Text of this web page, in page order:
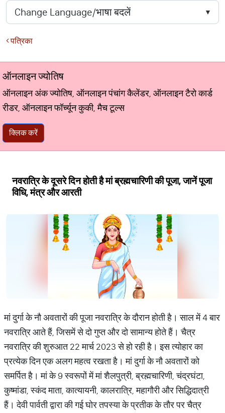
पत्रिका
ऑनलाइन ज्योतिष
ऑनलाइन अंक ज्योतिष, ऑनलाइन पंचांग कैलेंडर, ऑनलाइन टैरो कार्ड
रीडर, ऑनलाइन फॉर्च्यून कुकी, मैच टूल्स
क्लिक करें
नवरात्रि के दूसरे दिन होती है मां ब्रह्मचारिणी की पूजा, जानें पूजा
विधि, मंत्र और आरती
मां दुर्गा के नौ अवतारों की पूजा नवरात्रि के दौरान होती है। साल में 4 बार
नवरात्रि आते हैं, जिसमें से दो गुप्त और दो सामान्य होते हैं। चैत्र
नवरात्रि की शुरुआत 22 मार्च 2023 से हो रही है। इस त्योहार का
प्रत्येक दिन एक अलग महत्व रखता है। मां दुर्गा के नौ अवतारों को
समर्पित है। मां के 9 स्वरूपों में मां शैलपुत्री, ब्रह्मचारिणी, चंद्रघंटा,
कुष्मांडा, स्कंद माता, कात्यायनी, कालरात्रि, महागौरी और सिद्धिदात्री
हैं। देवी पार्वती द्वारा की गई घोर तपस्या के प्रतीक के तौर पर चैत्र